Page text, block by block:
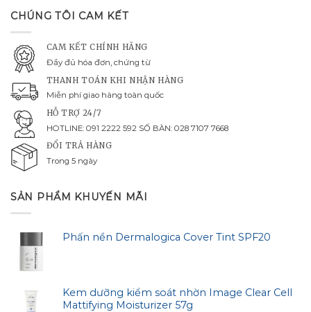
CHÚNG TÔI CAM KẾT
CAM KẾT CHÍNH HÃNG
Đầy đủ hóa đơn, chứng từ
THANH TOÁN KHI NHẬN HÀNG
Miễn phí giao hàng toàn quốc
HỖ TRỢ 24/7
HOTLINE: 091 2222 592 SỐ BÀN: 028 7107 7668
ĐỔI TRẢ HÀNG
Trong 5 ngày
SẢN PHẨM KHUYẾN MÃI
Phấn nền Dermalogica Cover Tint SPF20
Kem dưỡng kiểm soát nhờn Image Clear Cell
Mattifying Moisturizer 57g